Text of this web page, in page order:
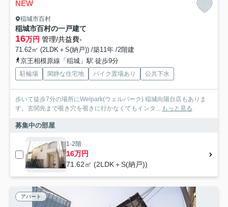
NEW
稲城市百村
稲城市百村の一戸建て
16万円 管理/共益費-
71.62㎡ (2LDK＋S(納戸)) /築11年 /2階建
京王相模原線「稲城」駅 徒歩9分
駐輪場 閑静な住宅地 バイク置場あり 公共下水
歩いて徒歩7分の場所にWelpark(ウェルパーク) 稲城向陽台店もありま
す。玄関先まで覗き穴を覗きに行かなくてもインタ... もっと見る
募集中の部屋
1-2階
16万円
71.62㎡ (2LDK＋S(納戸))
アパート